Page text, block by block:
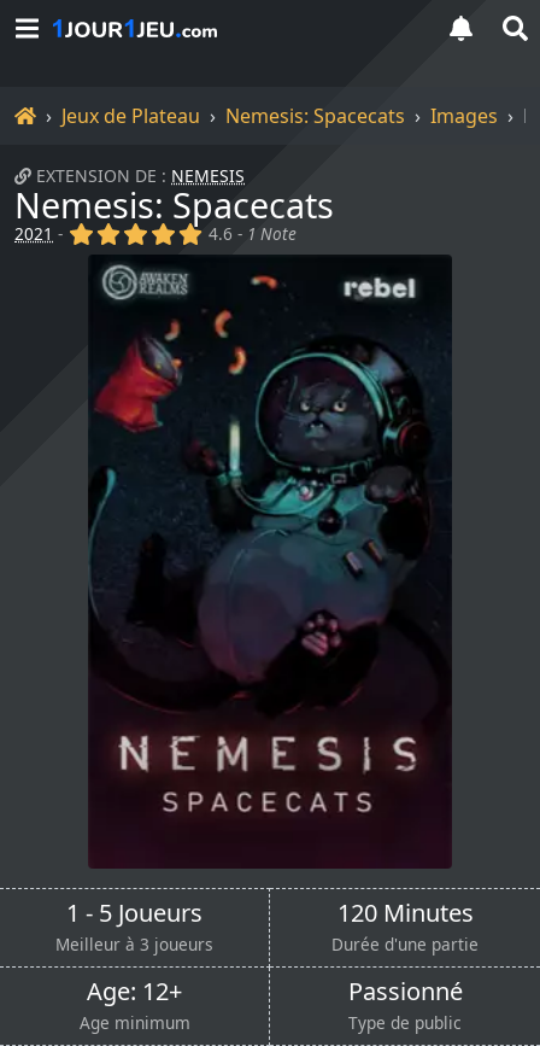
Accueil
Jeux de Plateau Nemesis: Spacecats Images
EXTENSION DE : NEMESIS
Nemesis: Spacecats
2021 - (x) (x) (x) (x) (x)
4.6 - 1 Note
1 - 5 Joueurs
Meilleur à 3 joueurs
120 Minutes
Durée d'une partie
Age: 12+
Age minimum
Passionné
Type de public